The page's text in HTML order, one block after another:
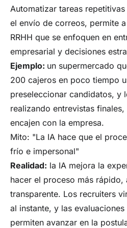
Automatizar tareas
el envío de correos, permite
RRHH que se enfoquen en
empresarial y decisiones
Ejemplo: un supermercado
200 cajeros en poco tiempo
preseleccionar candidatos, y
realizando entrevistas
encajen con la empresa.
Mito: "La IA hace que el
frío e impersonal"
Realidad: la IA mejora la
hacer el proceso más rápido,
transparente. Los recruiters
al instante, y las
permiten avanzar en la